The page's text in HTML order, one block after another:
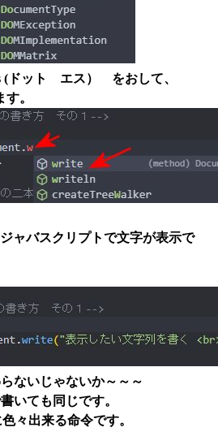
(ドット エス） をおして、
。
ャバスクリプトで文字が表示で
ないじゃないか～～～
いても同じです。
々出来る命令です。